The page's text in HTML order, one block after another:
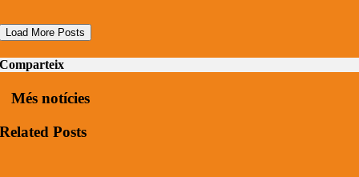
Load More Posts
Comparteix
Més notícies
Related Posts